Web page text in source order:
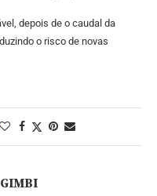
depois de o caudal da
o risco de novas